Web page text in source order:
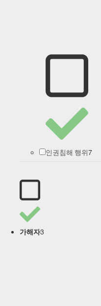
인권침해 행위7
가해자3